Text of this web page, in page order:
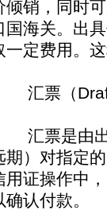
倾销，同时
国海关。出
一定费用。
票（
票是由出
期）对指定
用证操作中
确认付款。